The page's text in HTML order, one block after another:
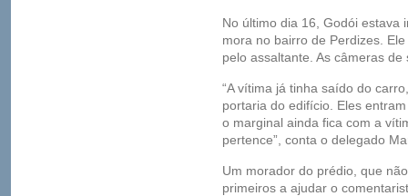
No último dia 16, Godói estava
mora no bairro de Perdizes.
pelo assaltante. As câmeras
“A vítima já tinha saído do
portaria do edifício. Eles
o marginal ainda fica com a
pertence”, conta o delegado
Um morador do prédio, que
primeiros a ajudar o